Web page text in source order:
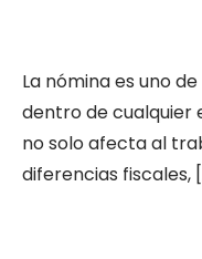
La nómina es uno
dentro de cualquier
no solo afecta al
diferencias fiscales,